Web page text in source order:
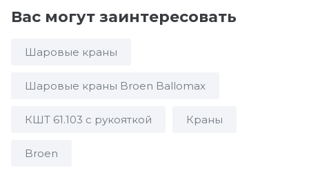
Вас могут заинтересовать
Шаровые краны
Шаровые краны Broen Ballomax
КШТ 61.103 с рукояткой Краны
Broen